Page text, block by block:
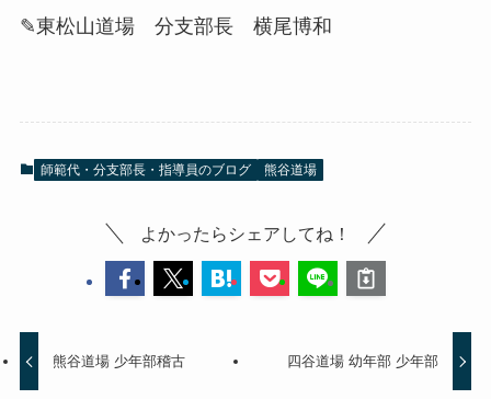
✎東松山道場 分支部長 横尾博和
師範代・分支部長・指導員のブログ 熊谷道場
よかったらシェアしてね！
熊谷道場 少年部稽古 四谷道場 幼年部 少年部